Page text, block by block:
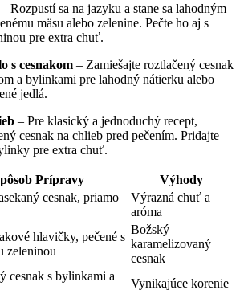
– Rozpustí sa na jazyku a stane sa lahodným
mäsu alebo zelenine. Pečte ho aj s
pre extra chuť.
s cesnakom – Zamiešajte roztlačený cesnak
a bylinkami pre lahodný nátierku alebo
jedlá.
– Pre klasický a jednoduchý recept,
cesnak na chlieb pred pečením. Pridajte
pre extra chuť.
Prípravy
Výhody
cesnak, priamo
Výrazná chuť a
aróma
hlavičky, pečené s
zeleninou
Božský
karamelizovaný
cesnak
cesnak s bylinkami a
Vynikajúce korenie